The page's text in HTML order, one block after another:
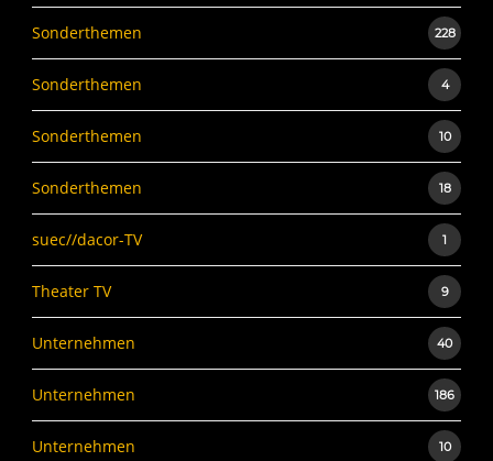
Sonderthemen 228
Sonderthemen 4
Sonderthemen 10
Sonderthemen 18
suec//dacor-TV 1
Theater TV 9
Unternehmen 40
Unternehmen 186
Unternehmen 10